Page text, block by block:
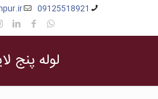
09125518921
لوله پنج